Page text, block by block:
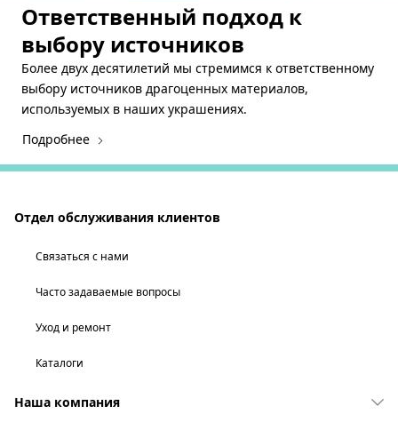
Ответственный подход к
выбору источников
Более двух десятилетий мы стремимся к ответственному
выбору источников драгоценных материалов,
используемых в наших украшениях.
Подробнее
Отдел обслуживания клиентов
Связаться с нами
Часто задаваемые вопросы
Уход и ремонт
Каталоги
Наша компания